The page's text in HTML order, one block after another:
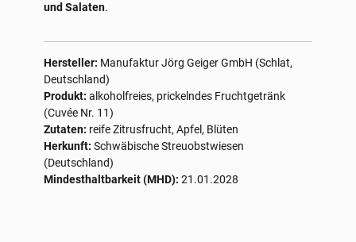
und Salaten.
Hersteller: Manufaktur Jörg Geiger GmbH (Schlat,
Deutschland)
Produkt: alkoholfreies, prickelndes Fruchtgetränk
(Cuvée Nr. 11)
Zutaten: reife Zitrusfrucht, Apfel, Blüten
Herkunft: Schwäbische Streuobstwiesen
(Deutschland)
Mindesthaltbarkeit (MHD): 21.01.2028